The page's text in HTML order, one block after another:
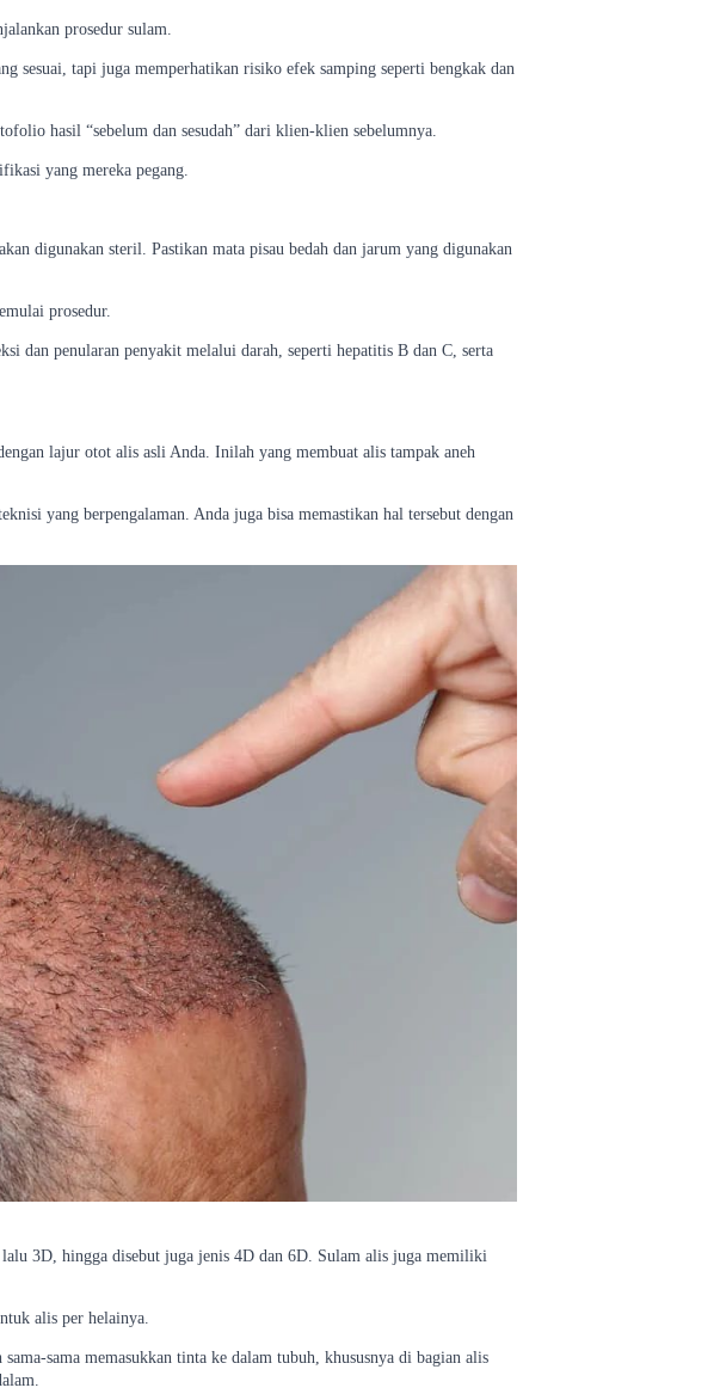
prosedur sulam.
sesuai, tapi juga memperhatikan risiko efek samping seperti bengkak dan
hasil “sebelum dan sesudah” dari klien-klien sebelumnya.
yang mereka pegang.
digunakan steril. Pastikan mata pisau bedah dan jarum yang digunakan
prosedur.
dan penularan penyakit melalui darah, seperti hepatitis B dan C, serta
lajur otot alis asli Anda. Inilah yang membuat alis tampak aneh
yang berpengalaman. Anda juga bisa memastikan hal tersebut dengan
3D, hingga disebut juga jenis 4D dan 6D. Sulam alis juga memiliki
alis per helainya.
sama memasukkan tinta ke dalam tubuh, khususnya di bagian alis